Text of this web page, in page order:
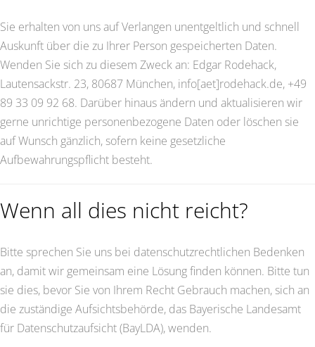
Sie erhalten von uns auf Verlangen unentgeltlich und schnell
Auskunft über die zu Ihrer Person gespeicherten Daten.
Wenden Sie sich zu diesem Zweck an: Edgar Rodehack,
Lautensackstr. 23, 80687 München, info[aet]rodehack.de, +49
89 33 09 92 68. Darüber hinaus ändern und aktualisieren wir
gerne unrichtige personenbezogene Daten oder löschen sie
auf Wunsch gänzlich, sofern keine gesetzliche
Aufbewahrungspflicht besteht.
Wenn all dies nicht reicht?
Bitte sprechen Sie uns bei datenschutzrechtlichen Bedenken
an, damit wir gemeinsam eine Lösung finden können. Bitte tun
sie dies, bevor Sie von Ihrem Recht Gebrauch machen, sich an
die zuständige Aufsichtsbehörde, das Bayerische Landesamt
für Datenschutzaufsicht (BayLDA), wenden.